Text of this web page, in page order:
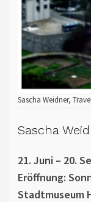
Sascha Weidner,
Sascha
21. Juni – 20.
Eröffnung:
Stadtmuseum